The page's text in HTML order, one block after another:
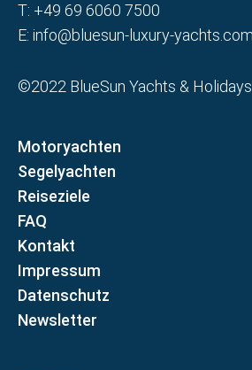
T: +49 69 6060 7500
E: info@bluesun-luxury-yachts.com
©2022 BlueSun Yachts &
Motoryachten
Segelyachten
Reiseziele
FAQ
Kontakt
Impressum
Datenschutz
Newsletter